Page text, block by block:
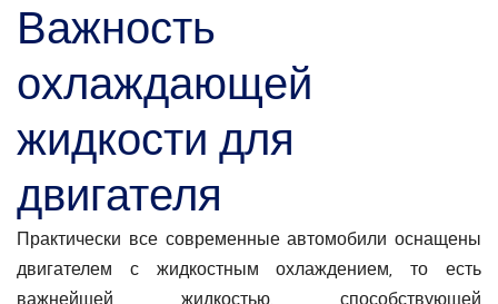
Важность
охлаждающей
жидкости для
двигателя
Практически все современные автомобили оснащены
двигателем с жидкостным охлаждением, то есть